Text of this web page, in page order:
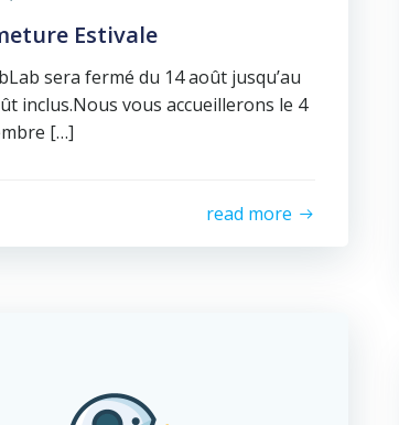
Estivale
sera fermé du 14 août jusqu’au
inclus.Nous vous accueillerons le 4
[…]
read more